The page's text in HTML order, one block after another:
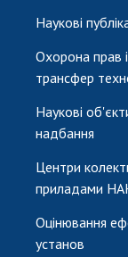
Наукові
Охорона прав
трансфер
Наукові
надбання
Центри
приладами
Оцінювання
установ